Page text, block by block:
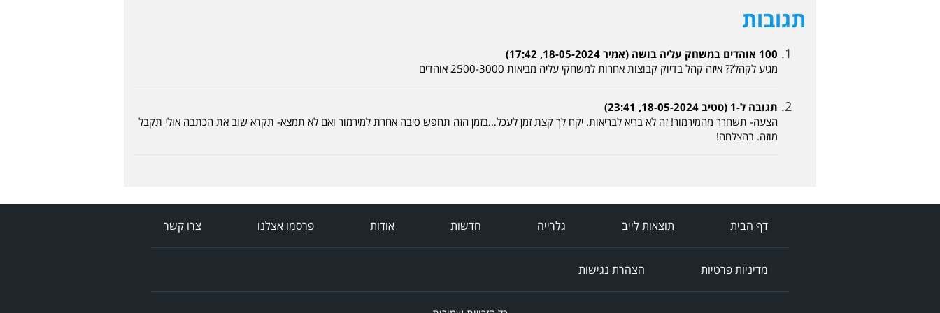
תגובות
100 אוהדים במשחק עליה בושה (אמיר 18-05-2024, 17:42)
מגיע לקהל?? איזה קהל בדיוק קבוצות אחרות למשחקי עליה מביאות 2500-3000 אוהדים
תגובה ל-1 (סטיב 18-05-2024, 23:41)
הצעה- תשחרר מהמירמור! זה לא בריא לבריאות. יקח לך קצת זמן לעכל…בזמן הזה תחפש סיבה אחרת למירמור ואם לא תמצא- תקרא שוב את הכתבה אולי תקבל
מוזה. בהצלחה!
דף הבית תוצאות לייב גלרייה חדשות אודות פרסמו אצלנו צרו קשר
מדיניות פרטיות הצהרת נגישות